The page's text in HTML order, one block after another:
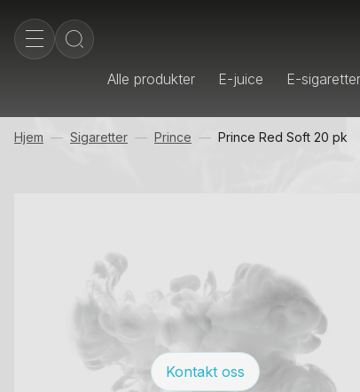
Alle produkter E-juice E-sigaretter
Hjem Sigaretter Prince Prince Red Soft 20 pk
Kontakt oss